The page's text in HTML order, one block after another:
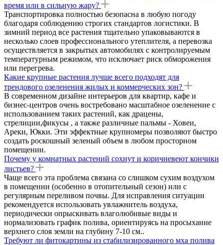
время или в сильную жару?
Транспортировка полностью безопасна в любую погоду
благодаря соблюдению строгих стандартов логистики. В
зимний период все растения тщательно упаковываются в
несколько слоев профессионального утеплителя, а перевозка
осуществляется в закрытых автомобилях с контролируемым
температурным режимом, что исключает риск обморожения
или перегрева.
Какие крупные растения лучше всего подходят для
трендового озеленения жилых и коммерческих зон?
В современном дизайне интерьеров для квартир, кафе и
бизнес-центров очень востребовано масштабное озеленение с
использованием таких растений, как драцены,
стрелиции,фикусы , а также различные пальмы - Ховеи,
Ареки, Юкки. Эти эффектные крупномеры позволяют быстро
создать роскошный зеленый объем в любом просторном
помещении.
Почему у комнатных растений сохнут и коричневеют кончики
листьев?
Чаще всего эта проблема связана со слишком сухим воздухом
в помещении (особенно в отопительный сезон) или с
регулярным переливом почвы. Для исправления ситуации
рекомендуется использовать увлажнитель воздуха,
периодически опрыскивать влаголюбивые виды и
нормализовать график полива, ориентируясь на просыхание
верхнего слоя земли на глубину 7-10 см..
Требуют ли фитокартины из стабилизированного мха полива